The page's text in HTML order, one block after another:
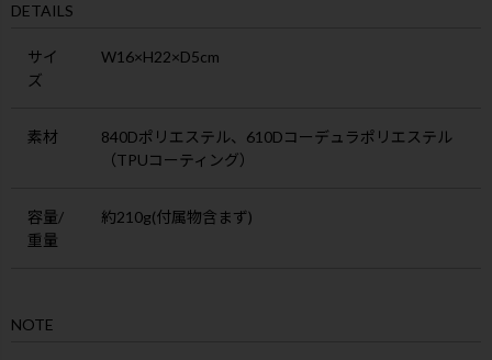
DETAILS
サイ
ズ
W16×H22×D5cm
素材
840Dポリエステル、610Dコーデュラポリエステル
（TPUコーティング）
容量/
重量
約210g(付属物含まず)
NOTE